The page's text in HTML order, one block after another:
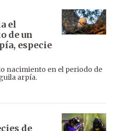
el
de un
especie
nacimiento en el periodo de
arpía.
de